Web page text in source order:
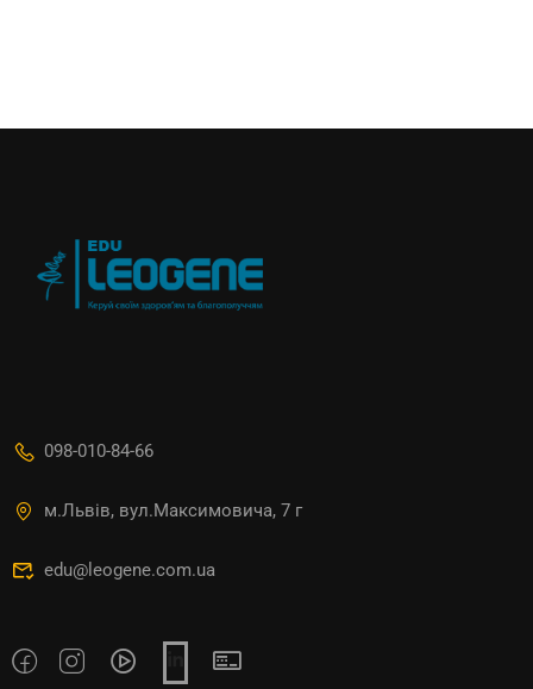
098-010-84-66
м.Львів, вул.Максимовича, 7 г
edu@leogene.com.ua